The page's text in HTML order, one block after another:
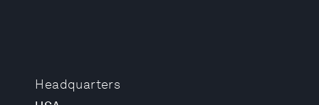
Headquarters